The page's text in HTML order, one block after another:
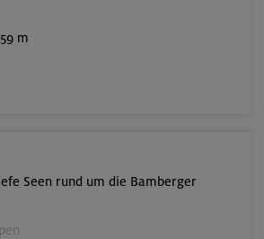
m
Seen rund um die Bamberger